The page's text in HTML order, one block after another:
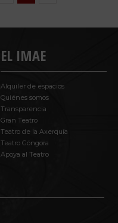
EL IMAE
Alquiler de espacios
Quiénes somos
Transparencia
Gran Teatro
Teatro de la Axerquía
Teatro Góngora
Apoya al Teatro